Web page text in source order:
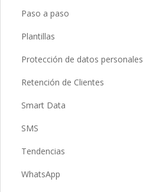
Paso a paso
Plantillas
Protección de datos personales
Retención de Clientes
Smart Data
SMS
Tendencias
WhatsApp